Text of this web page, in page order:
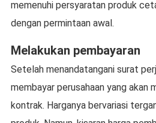
memenuhi persyaratan produk
dengan permintaan awal.
Melakukan pembayaran
Setelah menandatangani surat
membayar perusahaan yang akan
kontrak. Harganya bervariasi